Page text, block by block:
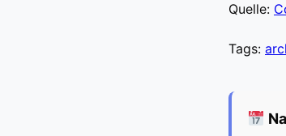
Quelle:
Tags: